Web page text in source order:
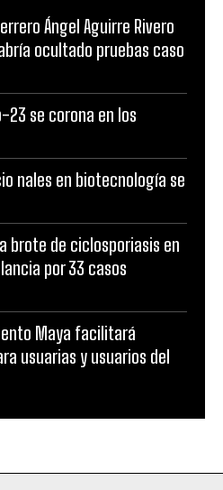
Ángel Aguirre Rivero
ocultado pruebas caso
23 se corona en los
nales en biotecnología se
brote de ciclosporiasis en
por 33 casos
Maya facilitará
usuarias y usuarios del